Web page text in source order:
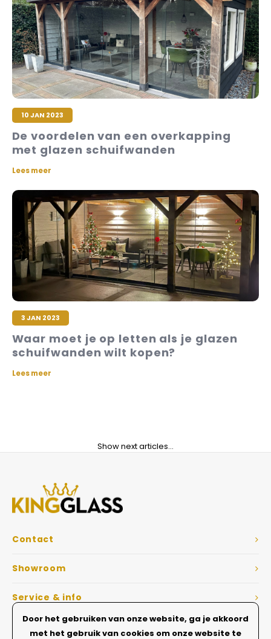
10 JAN 2023
De voordelen van een overkapping
met glazen schuifwanden
Lees meer
3 JAN 2023
Waar moet je op letten als je glazen
schuifwanden wilt kopen?
Lees meer
Show next articles...
Contact
Showroom
Service & info
Dé Glazen wanden specialist
Door het gebruiken van onze website, ga je akkoord
met het gebruik van cookies om onze website te